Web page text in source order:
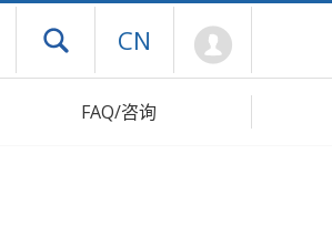
打开抽屉菜单
CN
FAQ/咨询